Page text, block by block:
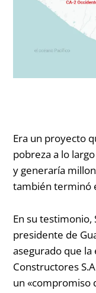
Era un proyecto
pobreza a lo
y generaría
también terminó
En su
presidente de
asegurado que
Constructores
un «compromiso